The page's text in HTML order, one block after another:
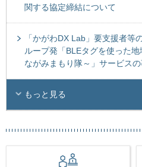
関する協定締結について
「かがわDX Lab」要支援者等
ループ発「BLEタグを使った
ながみまもり隊～」サービス
もっと見る